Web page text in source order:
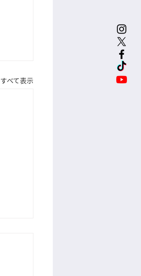
すべて表示